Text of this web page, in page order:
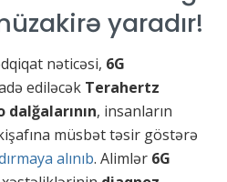
yaradır!
nəticəsi, 6G
ediləcək Terahertz
dalğalarının, insanların
müsbət təsir göstərə
alınıb. Alimlər 6G